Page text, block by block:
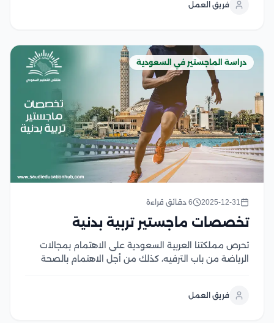
القانون والمحاسبة من فهم القواعد والقوانين الضريبية،
فريق العمل
دراسة الماجستير في السعودية
2025-12-31 6 دقائق قراءة
تخصصات ماجستير تربية بدنية
تحرص مملكتنا العربية السعودية على الاهتمام بمجالات
الرياضة من باب الترفيه، كذلك من أجل الاهتمام بالصحة
لتحصيل الخبرات الرياضية المختلفة، والاطلاع على الطرق...
فريق العمل